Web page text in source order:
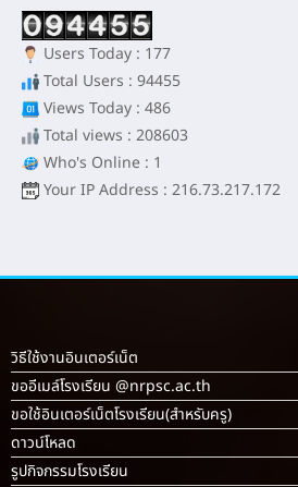
Users Today : 177
Total Users : 94455
Views Today : 486
Total views : 208603
Who's Online : 1
Your IP Address : 216.73.217.172
วิธีใช้งานอินเตอร์เน็ต
ขออีเมล์โรงเรียน @nrpsc.ac.th
ขอใช้อินเตอร์เน็ตโรงเรียน(สำหรับครู)
ดาวน์โหลด
รูปกิจกรรมโรงเรียน